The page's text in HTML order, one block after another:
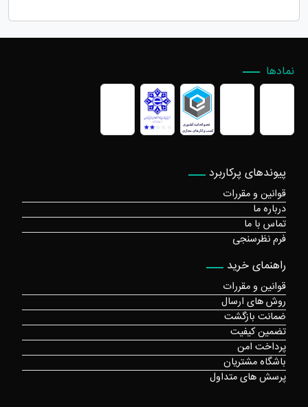
پیوندهای پرکاربرد
قوانین و مقررات
درباره ما
تماس با ما
فرم نظرسنجی
راهنمای خرید
قوانین و مقررات
روش های ارسال
ضمانت بازگشت
تضمین کیفیت
پرداخت امن
باشگاه مشتریان
پرسش های متداول
نمادها